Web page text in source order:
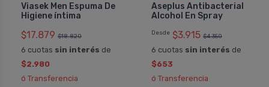
Viasek Men Espuma De
Higiene íntima
$17.879 $18.820
6 cuotas sin interés de
$2.980
ó Transferencia
Aseplus Antibacterial
Alcohol En Spray
Desde $3.915 $4.350
6 cuotas sin interés de
$653
ó Transferencia